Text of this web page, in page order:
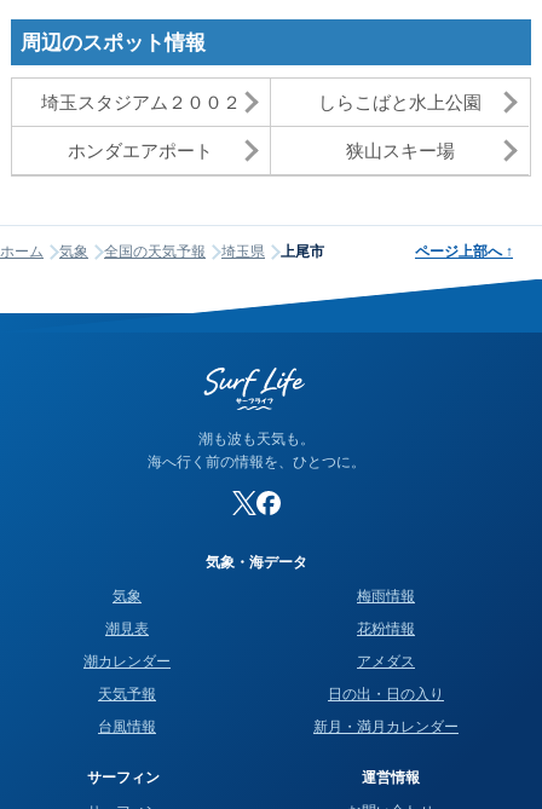
周辺のスポット情報
埼玉スタジアム２００２ しらこばと水上公園
ホンダエアポート 狭山スキー場
ホーム 気象 全国の天気予報 埼玉県 上尾市 ページ上部へ ↑
潮も波も天気も。
海へ行く前の情報を、ひとつに。
気象・海データ
気象
潮見表
潮カレンダー
天気予報
台風情報
梅雨情報
花粉情報
アメダス
日の出・日の入り
新月・満月カレンダー
サーフィン
運営情報